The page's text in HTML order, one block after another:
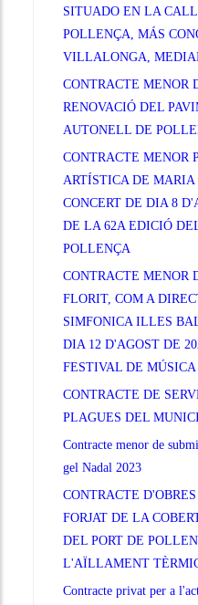
SITUADO EN LA
POLLENÇA, MÁS
VILLALONGA,
CONTRACTE MENOR
RENOVACIÓ DEL
AUTONELL DE
CONTRACTE MENOR
ARTÍSTICA DE
CONCERT DE DIA 8
DE LA 62A EDICIÓ
POLLENÇA
CONTRACTE MENOR
FLORIT, COM A
SIMFONICA ILLES
DIA 12 D'AGOST DE
FESTIVAL DE
CONTRACTE DE
PLAGUES DEL
Contracte menor de
gel Nadal 2023
CONTRACTE
FORJAT DE LA
DEL PORT DE
L'AÏLLAMENT
Contracte privat per a